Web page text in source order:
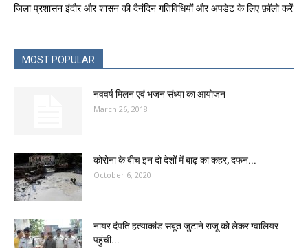
जिला प्रशासन इंदौर और शासन की दैनंदिन गतिविधियों और अपडेट के लिए फ़ॉलो करें
MOST POPULAR
नववर्ष मिलन एवं भजन संध्या का आयोजन
March 26, 2018
कोरोना के बीच इन दो देशों में बाढ़ का कहर, दफन...
October 6, 2020
नायर दंपति हत्याकांड सबूत जुटाने राजू को लेकर ग्वालियर
पहुंची...